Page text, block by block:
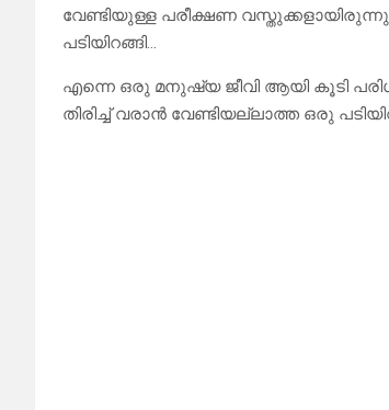
വേണ്ടിയുള്ള പരീക്ഷണ
പടിയിറങ്ങി…
എന്നെ ഒരു മനുഷ്യ ജീവി ആയി കൂടി
തിരിച്ച് വരാൻ വേണ്ടിയല്ലാത്ത ഒരു